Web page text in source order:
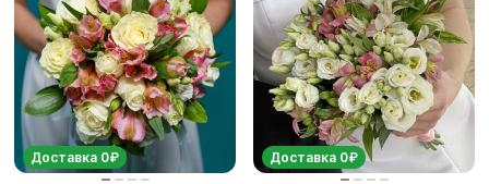
Доставка 0₽ Доставка 0₽